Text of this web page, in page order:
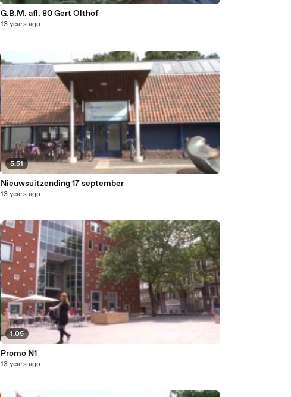
G.B.M. afl. 80 Gert Olthof
13 years ago
5:51
Nieuwsuitzending 17 september
13 years ago
1:05
Promo N1
13 years ago